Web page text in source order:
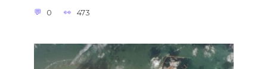
0 473